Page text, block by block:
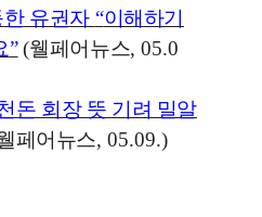
유권자 “이해하기
” (웰페어뉴스, 05.0
돈 회장 뜻 기려 밀알
페어뉴스, 05.09.)